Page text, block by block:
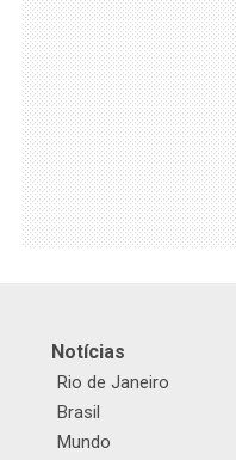
Notícias
Rio de Janeiro
Brasil
Mundo